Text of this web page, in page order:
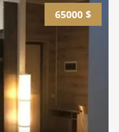
65000 $